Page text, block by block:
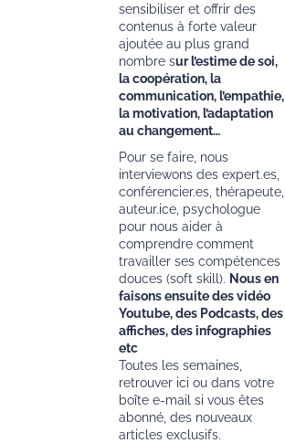
sensibiliser et offrir des
contenus à forte valeur
ajoutée au plus grand
nombre sur l’estime de soi,
la coopération, la
communication, l’empathie,
la motivation, l’adaptation
au changement…
Pour se faire, nous
interviewons des expert.es,
conférencier.es, thérapeute,
auteur.ice, psychologue
pour nous aider à
comprendre comment
travailler ses compétences
douces (soft skill). Nous en
faisons ensuite des vidéo
Youtube, des Podcasts, des
affiches, des infographies
etc
Toutes les semaines,
retrouver ici ou dans votre
boîte e-mail si vous êtes
abonné, des nouveaux
articles exclusifs.